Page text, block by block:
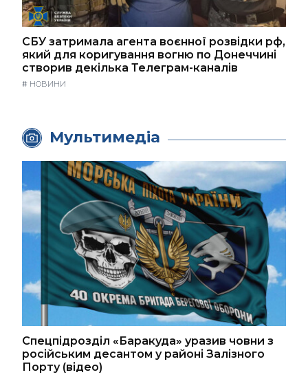
СБУ затримала агента воєнної розвідки рф,
який для коригування вогню по Донеччині
створив декілька Телеграм-каналів
# НОВИНИ
Мультимедіа
Спецпідрозділ «Баракуда» уразив човни з
російським десантом у районі Залізного
Порту (відео)